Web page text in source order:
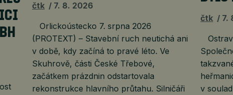
čtk 7. 8. 2026
Orlickoústecko 7. srpna 2026
(PROTEXT) – Stavební ruch neutichá ani
v době, kdy začíná to pravé léto. Ve
Skuhrově, části České Třebové,
začátkem prázdnin odstartovala
rekonstrukce hlavního průtahu. Silničáři
čtk 7.
v